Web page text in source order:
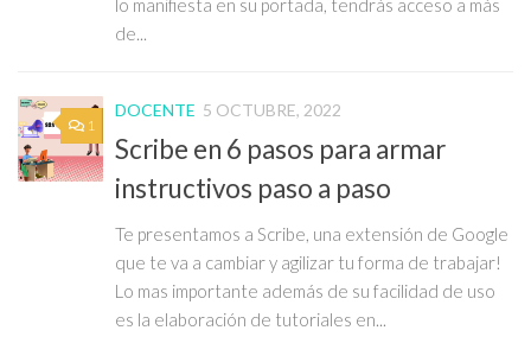
de...
1
DOCENTE 5 OCTUBRE, 2022
Scribe en 6 pasos para armar
instructivos paso a paso
Te presentamos a Scribe, una extensión de Google
que te va a cambiar y agilizar tu forma de trabajar!
Lo mas importante además de su facilidad de uso
es la elaboración de tutoriales en...